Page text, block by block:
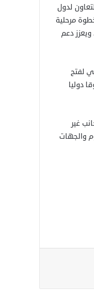
لدول
مرحلية
دعم
لفتح
دوليا
الأجانب غير
والجهات